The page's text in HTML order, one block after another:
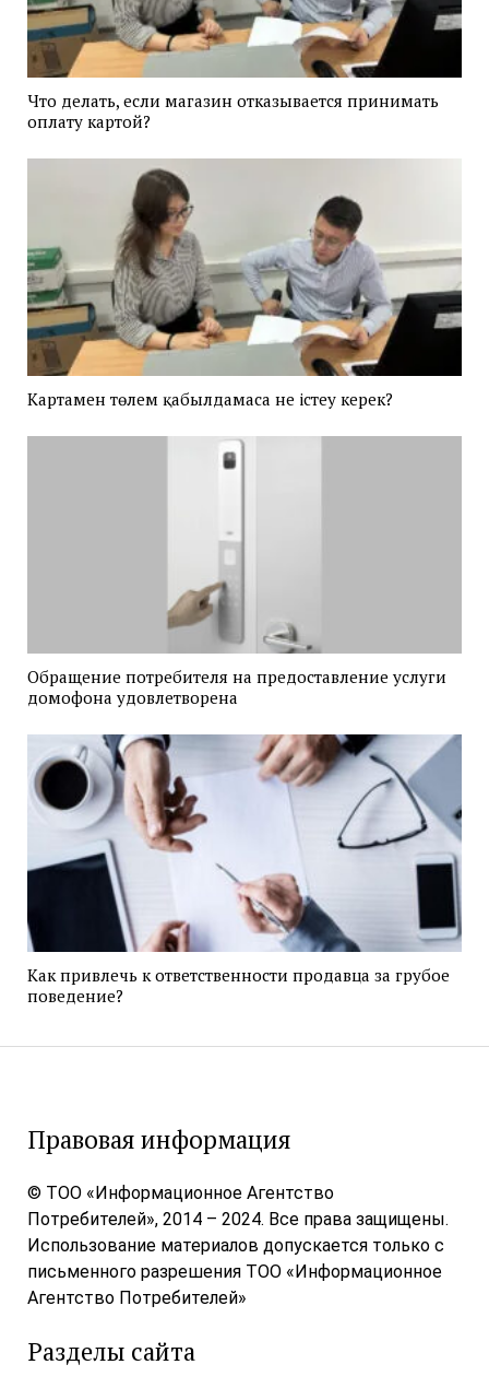
Что делать, если магазин отказывается принимать
оплату картой?
Картамен төлем қабылдамаса не істеу керек?
Обращение потребителя на предоставление услуги
домофона удовлетворена
Как привлечь к ответственности продавца за грубое
поведение?
Правовая информация
© ТОО «Информационное Агентство
Потребителей», 2014 – 2024. Все права защищены.
Использование материалов допускается только с
письменного разрешения ТОО «Информационное
Агентство Потребителей»
Разделы сайта